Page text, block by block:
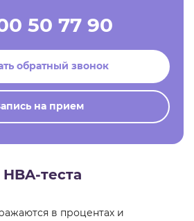
50 77 90
обратный звонок
на прием
теста
в процентах и